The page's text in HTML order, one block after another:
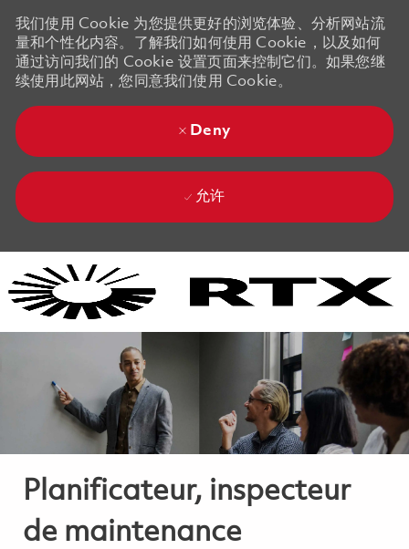
我们使用 Cookie 为您提供更好的浏览体验、分析网站流
量和个性化内容。了解我们如何使用 Cookie，以及如何
通过访问我们的 Cookie 设置页面来控制它们。如果您继
续使用此网站，您同意我们使用 Cookie。
Deny
允许
Planificateur, inspecteur
de maintenance